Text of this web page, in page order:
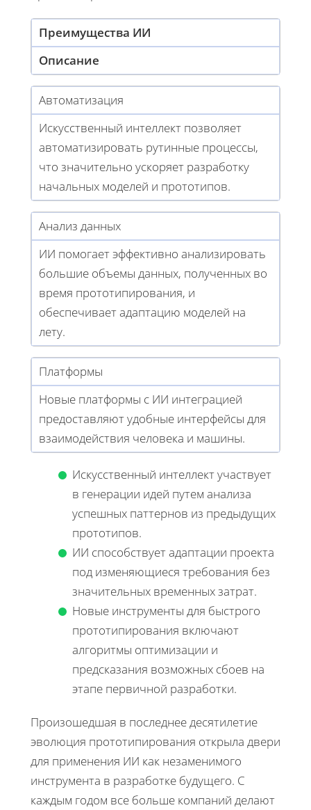
Преимущества ИИ
Описание
Автоматизация
Искусственный интеллект позволяет
автоматизировать рутинные процессы,
что значительно ускоряет разработку
начальных моделей и прототипов.
Анализ данных
ИИ помогает эффективно анализировать
большие объемы данных, полученных во
время прототипирования, и
обеспечивает адаптацию моделей на
лету.
Платформы
Новые платформы с ИИ интеграцией
предоставляют удобные интерфейсы для
взаимодействия человека и машины.
Искусственный интеллект участвует
в генерации идей путем анализа
успешных паттернов из предыдущих
прототипов.
ИИ способствует адаптации проекта
под изменяющиеся требования без
значительных временных затрат.
Новые инструменты для быстрого
прототипирования включают
алгоритмы оптимизации и
предсказания возможных сбоев на
этапе первичной разработки.
Произошедшая в последнее десятилетие
эволюция прототипирования открыла двери
для применения ИИ как незаменимого
инструмента в разработке будущего. С
каждым годом все больше компаний делают